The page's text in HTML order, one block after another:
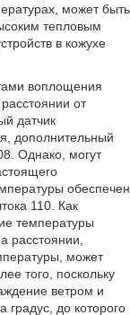
может быть
тепловым
в кожухе
воплощения
от
датчик
дополнительный
Однако, могут
обеспечен
110. Как
температуры
расстоянии,
может
того, поскольку
ветром и
до которого